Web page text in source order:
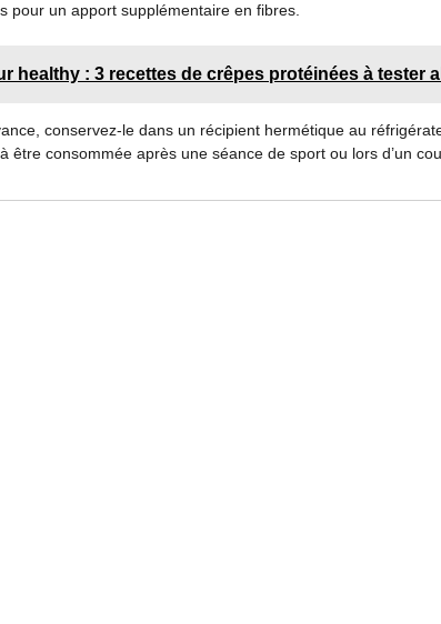
pour un apport supplémentaire en fibres.
healthy : 3 recettes de crêpes protéinées à tester
conservez-le dans un récipient hermétique au
être consommée après une séance de sport ou lors d’un